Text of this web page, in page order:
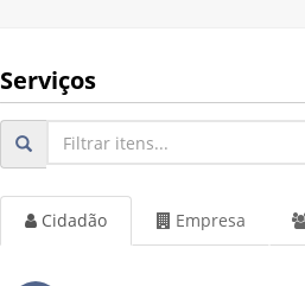
Serviços
Cidadão Empresa